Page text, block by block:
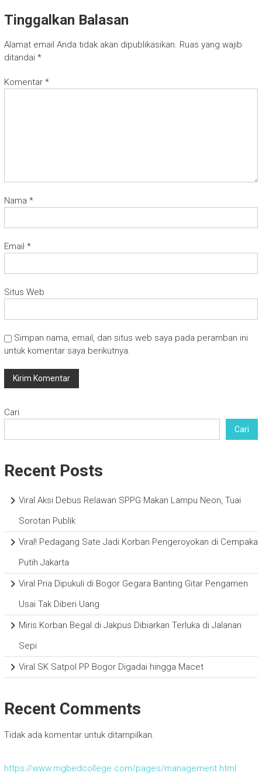
Tinggalkan Balasan
Alamat email Anda tidak akan dipublikasikan. Ruas yang wajib
ditandai *
Komentar *
Nama *
Email *
Situs Web
Simpan nama, email, dan situs web saya pada peramban ini
untuk komentar saya berikutnya.
Cari
Cari
Recent Posts
Viral Aksi Debus Relawan SPPG Makan Lampu Neon, Tuai
Sorotan Publik
Viral! Pedagang Sate Jadi Korban Pengeroyokan di Cempaka
Putih Jakarta
Viral Pria Dipukuli di Bogor Gegara Banting Gitar Pengamen
Usai Tak Diberi Uang
Miris Korban Begal di Jakpus Dibiarkan Terluka di Jalanan
Sepi
Viral SK Satpol PP Bogor Digadai hingga Macet
Recent Comments
Tidak ada komentar untuk ditampilkan.
https://www.mgbedcollege.com/pages/management.html